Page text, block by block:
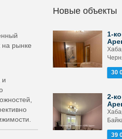
рынке
и
Новые объекты
1-
30
2-
39